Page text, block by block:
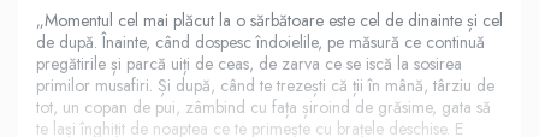
„Momentul cel mai plăcut la o sărbătoare este cel de dinainte și cel
de după. Înainte, când dospesc îndoielile, pe măsură ce continuă
pregătirile și parcă uiți de ceas, de zarva ce se iscă la sosirea
primilor musafiri. Și după, când te trezești că ții în mână, târziu de
tot, un copan de pui, zâmbind cu fața șiroind de grăsime, gata să
te lași înghițit de noaptea ce te primește cu brațele deschise. E